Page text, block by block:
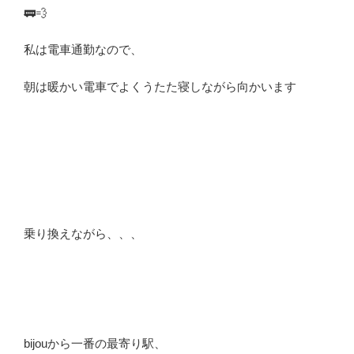
🚃💨
私は電車通勤なので、
朝は暖かい電車でよくうたた寝しながら向かいます
乗り換えながら、、、
bijouから一番の最寄り駅、